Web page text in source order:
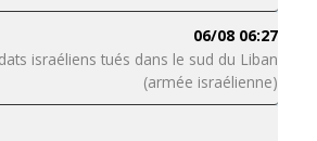
06/08 06:27
israéliens tués dans le sud du Liban
(armée israélienne)